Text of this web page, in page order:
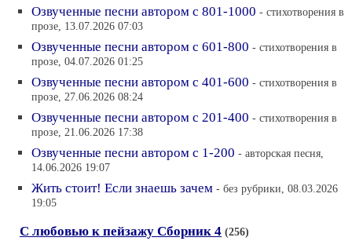
Озвученные песни автором с 801-1000 - cтихотворения в
прозе, 13.07.2026 07:03
Озвученные песни автором с 601-800 - cтихотворения в
прозе, 04.07.2026 01:25
Озвученные песни автором с 401-600 - cтихотворения в
прозе, 27.06.2026 08:24
Озвученные песни автором с 201-400 - cтихотворения в
прозе, 21.06.2026 17:38
Озвученные песни автором с 1-200 - авторская песня,
14.06.2026 19:07
Жить стоит! Если знаешь зачем - без рубрики, 08.03.2026
19:05
С любовью к пейзажу Сборник 4 (256)